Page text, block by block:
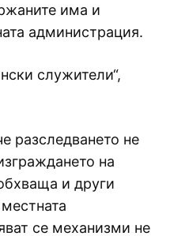
има и
администрация.
служители“,
разследването не
на
и други
се механизми не